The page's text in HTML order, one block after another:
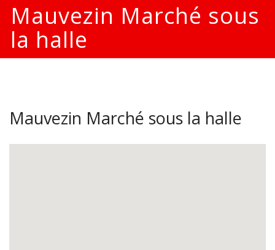
Mauvezin Marché sous
la halle
Mauvezin Marché sous la halle